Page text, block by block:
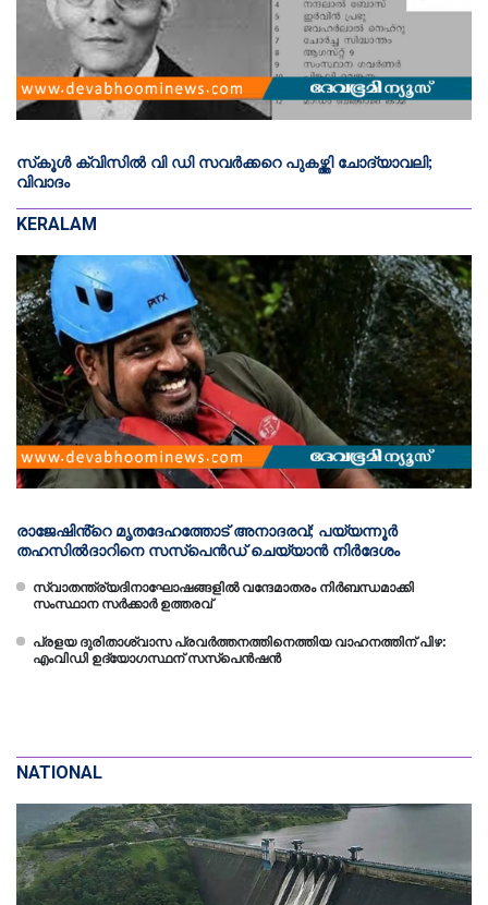
സ്‌കൂള്‍ ക്വിസില്‍ വി ഡി സവര്‍ക്കറെ പുകഴ്ത്തി ചോദ്യാവലി;
വിവാദം
KERALAM
രാജേഷിൻ്റെ മൃതദേഹത്തോട് അനാദരവ്; പയ്യന്നൂർ
തഹസിൽദാറിനെ സസ്പെൻഡ് ചെയ്യാൻ നിർദേശം
സ്വാതന്ത്ര്യദിനാഘോഷങ്ങളിൽ വന്ദേമാതരം നിർബന്ധമാക്കി
സംസ്ഥാന സർക്കാർ ഉത്തരവ്
പ്രളയ ദുരിതാശ്വാസ പ്രവര്‍ത്തനത്തിനെത്തിയ വാഹനത്തിന് പിഴ:
എംവിഡി ഉദ്യോഗസ്ഥന് സസ്‌പെന്‍ഷന്‍
NATIONAL